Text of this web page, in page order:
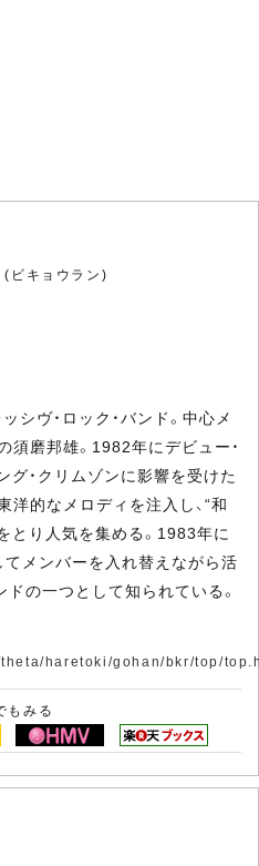
ビキョウラン)
ヴ・ロック・バンド。中心メ
磨邦雄。1982年にデビュー・
グ・クリムゾンに影響を受けた
的なメロディを注入し、“和
とり人気を集める。1983年に
メンバーを入れ替えながら活
の一つとして知られている。
haretoki/gohan/bkr/top/
もみる